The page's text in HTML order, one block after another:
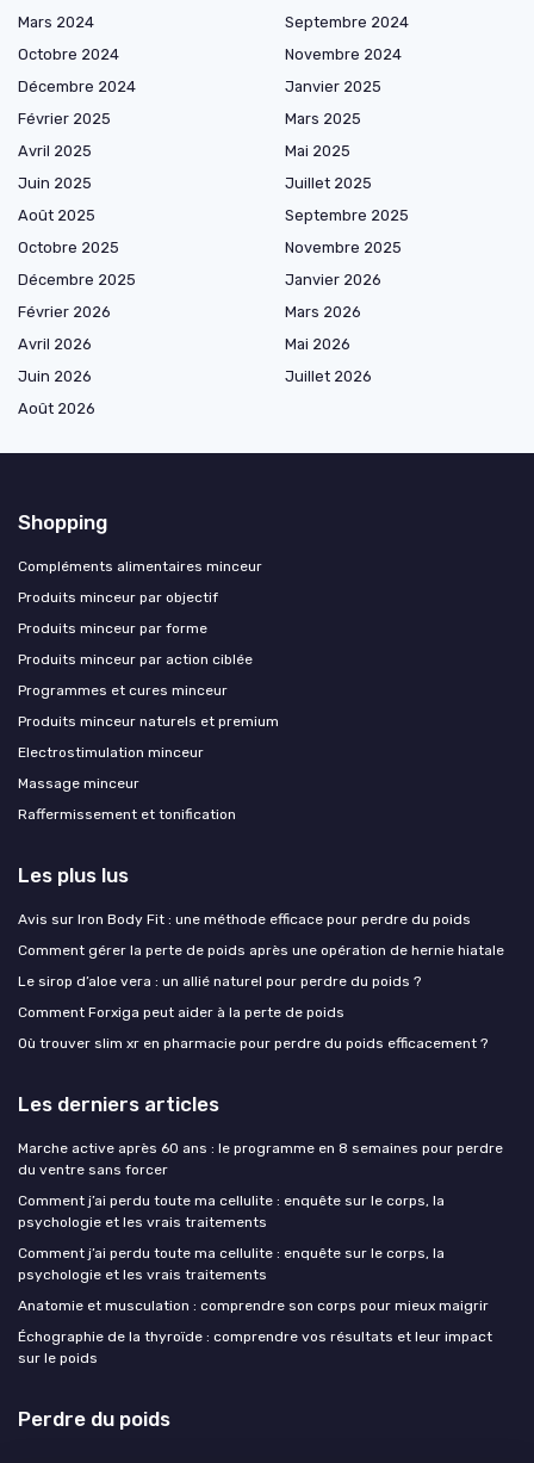
Mars 2024
Septembre 2024
Octobre 2024
Novembre 2024
Décembre 2024
Janvier 2025
Février 2025
Mars 2025
Avril 2025
Mai 2025
Juin 2025
Juillet 2025
Août 2025
Septembre 2025
Octobre 2025
Novembre 2025
Décembre 2025
Janvier 2026
Février 2026
Mars 2026
Avril 2026
Mai 2026
Juin 2026
Juillet 2026
Août 2026
Shopping
Compléments alimentaires minceur
Produits minceur par objectif
Produits minceur par forme
Produits minceur par action ciblée
Programmes et cures minceur
Produits minceur naturels et premium
Electrostimulation minceur
Massage minceur
Raffermissement et tonification
Les plus lus
Avis sur Iron Body Fit : une méthode efficace pour perdre du poids
Comment gérer la perte de poids après une opération de hernie hiatale
Le sirop d’aloe vera : un allié naturel pour perdre du poids ?
Comment Forxiga peut aider à la perte de poids
Où trouver slim xr en pharmacie pour perdre du poids efficacement ?
Les derniers articles
Marche active après 60 ans : le programme en 8 semaines pour perdre
du ventre sans forcer
Comment j’ai perdu toute ma cellulite : enquête sur le corps, la
psychologie et les vrais traitements
Comment j’ai perdu toute ma cellulite : enquête sur le corps, la
psychologie et les vrais traitements
Anatomie et musculation : comprendre son corps pour mieux maigrir
Échographie de la thyroïde : comprendre vos résultats et leur impact
sur le poids
Perdre du poids